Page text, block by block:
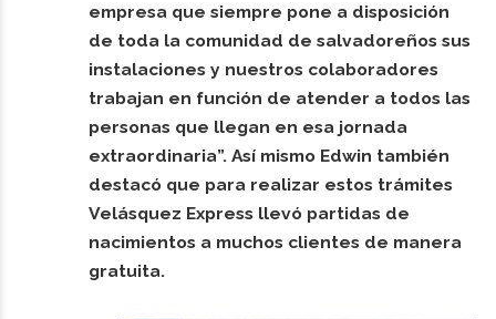
empresa que siempre pone a disposición
de toda la comunidad de salvadoreños sus
instalaciones y nuestros colaboradores
trabajan en función de atender a todos las
personas que llegan en esa jornada
extraordinaria”. Así mismo Edwin también
destacó que para realizar estos trámites
Velásquez Express llevó partidas de
nacimientos a muchos clientes de manera
gratuita.